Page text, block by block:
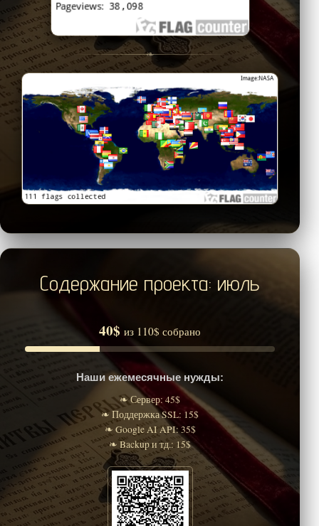
❧
Содержание проекта: июль
40$ из 110$ собрано
Наши ежемесячные нужды:
❧ Сервер: 45$
❧ Поддержка SSL: 15$
❧ Google AI API: 35$
❧ Backup и тд.: 15$